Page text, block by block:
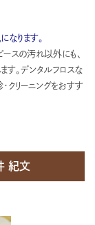
なります。
ースの汚れ以外にも、
す。デンタルフロスな
クリーニングをおすす
紀文